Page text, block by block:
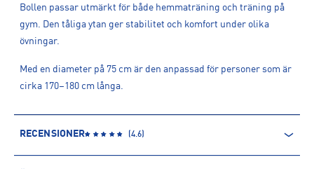
Bollen passar utmärkt för både hemmaträning och träning på
gym. Den tåliga ytan ger stabilitet och komfort under olika
övningar.
Med en diameter på 75 cm är den anpassad för personer som är
cirka 170–180 cm långa.
RECENSIONER (4.6)